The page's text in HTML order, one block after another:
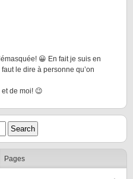
😀 En fait je suis en
le dire à personne qu’on
de moi! 😉
Pages